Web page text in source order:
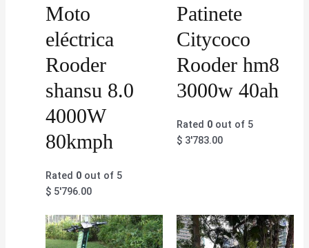
Moto
eléctrica
Rooder
shansu 8.0
4000W
80kmph
Rated 0 out of 5
$ 5'796.00
Patinete
Citycoco
Rooder hm8
3000w 40ah
Rated 0out of 5
$3'783.00